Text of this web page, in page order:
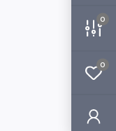
0
0